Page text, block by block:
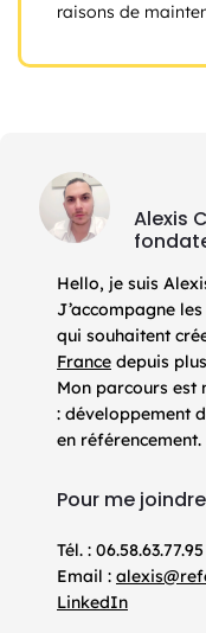
raisons de
Alexis
Hello, je suis
J’accompagne
qui souhaitent
France depuis
Mon parcours est
: développement
en référencement.
Pour me joindre
Tél. : 06.58.63.77.95
Email :
LinkedIn